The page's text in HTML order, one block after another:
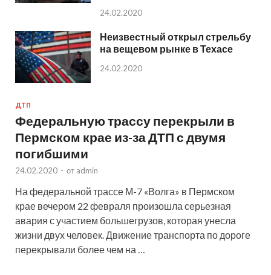
24.02.2020
Неизвестный открыл стрельбу
на вещевом рынке в Техасе
24.02.2020
ДТП
Федеральную трассу перекрыли в
Пермском крае из-за ДТП с двумя
погибшими
24.02.2020 - от admin
На федеральной трассе М-7 «Волга» в Пермском
крае вечером 22 февраля произошла серьезная
авария с участием большегрузов, которая унесла
жизни двух человек. Движение транспорта по дороге
перекрывали более чем на …